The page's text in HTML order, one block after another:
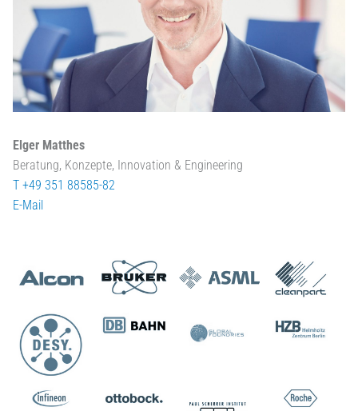
Elger Matthes
Beratung, Konzepte, Innovation & Engineering
T +49 351 88585-82
E-Mail